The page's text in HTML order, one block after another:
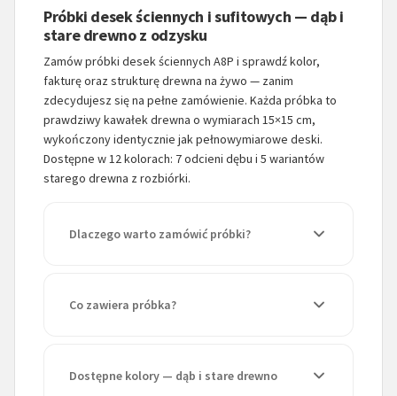
Próbki desek ściennych i sufitowych — dąb i
stare drewno z odzysku
Zamów próbki desek ściennych A8P i sprawdź kolor,
fakturę oraz strukturę drewna na żywo — zanim
zdecydujesz się na pełne zamówienie. Każda próbka to
prawdziwy kawałek drewna o wymiarach 15×15 cm,
wykończony identycznie jak pełnowymiarowe deski.
Dostępne w 12 kolorach: 7 odcieni dębu i 5 wariantów
starego drewna z rozbiórki.
Dlaczego warto zamówić próbki?
Co zawiera próbka?
Dostępne kolory — dąb i stare drewno